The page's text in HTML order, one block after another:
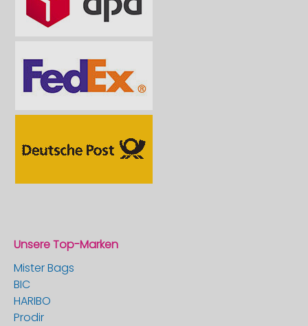
Unsere Top-Marken
Mister Bags
BIC
HARIBO
Prodir